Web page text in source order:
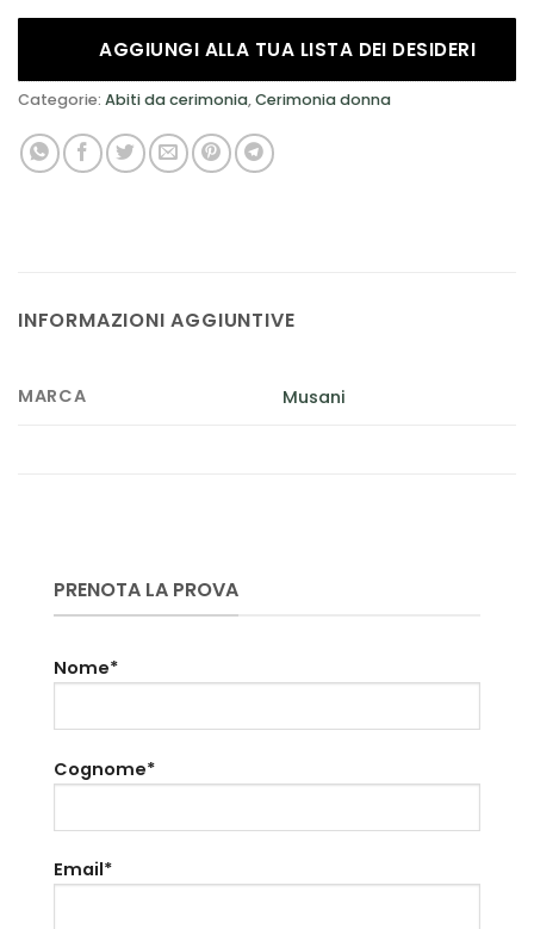
AGGIUNGI ALLA TUA LISTA DEI DESIDERI
Categorie: Abiti da cerimonia,Cerimonia donna
INFORMAZIONI AGGIUNTIVE
MARCA Musani
PRENOTA LA PROVA
Nome*
Cognome*
Email*